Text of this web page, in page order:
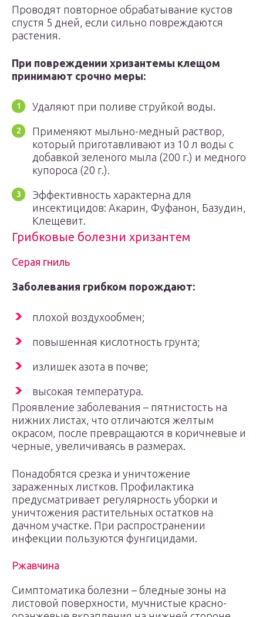
Проводят повторное обрабатывание кустов
спустя 5 дней, если сильно повреждаются
растения.
При повреждении хризантемы клещом
принимают срочно меры:
Удаляют при поливе струйкой воды.
Применяют мыльно-медный раствор,
который приготавливают из 10 л воды с
добавкой зеленого мыла (200 г.) и медного
купороса (20 г.).
Эффективность характерна для
инсектицидов: Акарин, Фуфанон, Базудин,
Клещевит.
Грибковые болезни хризантем
Серая гниль
Заболевания грибком порождают:
плохой воздухообмен;
повышенная кислотность грунта;
излишек азота в почве;
высокая температура.
Проявление заболевания – пятнистость на
нижних листах, что отличаются желтым
окрасом, после превращаются в коричневые и
черные, увеличиваясь в размерах.
Понадобятся срезка и уничтожение
зараженных листков. Профилактика
предусматривает регулярность уборки и
уничтожения растительных остатков на
дачном участке. При распространении
инфекции пользуются фунгицидами.
Ржавчина
Симптоматика болезни – бледные зоны на
листовой поверхности, мучнистые красно-